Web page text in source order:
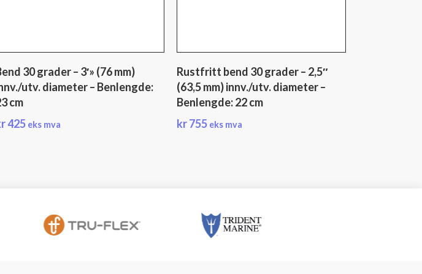
30 grader – 3′» (76 mm)
utv. diameter – Benlengde:
cm
425 eks mva
Rustfritt bend 30 grader – 2,5″
(63,5 mm) innv./utv. diameter –
Benlengde: 22 cm
kr755 eks mva